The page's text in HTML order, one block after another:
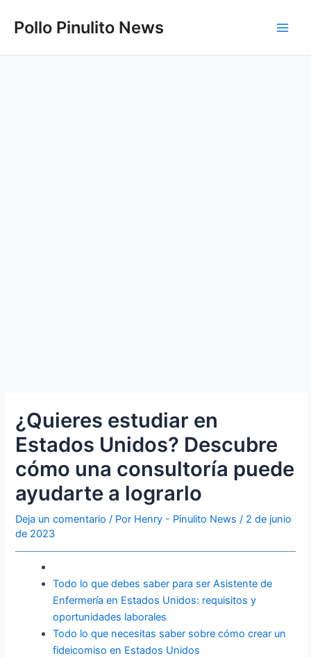
Pollo Pinulito News
¿Quieres estudiar en
Estados Unidos? Descubre
cómo una consultoría puede
ayudarte a lograrlo
Deja un comentario / Por Henry - Pinulito News/ 2 de junio
de 2023
Todo lo que debes saber para ser Asistente de
Enfermería en Estados Unidos: requisitos y
oportunidades laborales
Todo lo que necesitas saber sobre cómo crear un
fideicomiso en Estados Unidos